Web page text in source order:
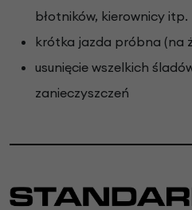
błotników, kierownicy itp.
krótka jazda próbna (na
usunięcie wszelkich
zanieczyszczeń